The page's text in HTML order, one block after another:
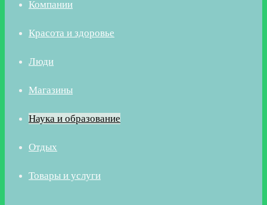
Компании
Красота и здоровье
Люди
Магазины
Наука и образование
Отдых
Товары и услуги